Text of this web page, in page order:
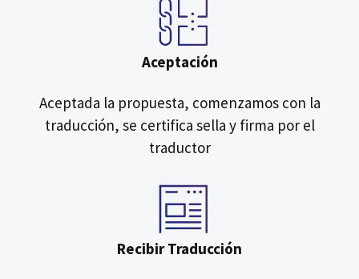
Aceptación
Aceptada la propuesta, comenzamos con la
traducción, se certifica sella y firma por el
traductor
Recibir Traducción